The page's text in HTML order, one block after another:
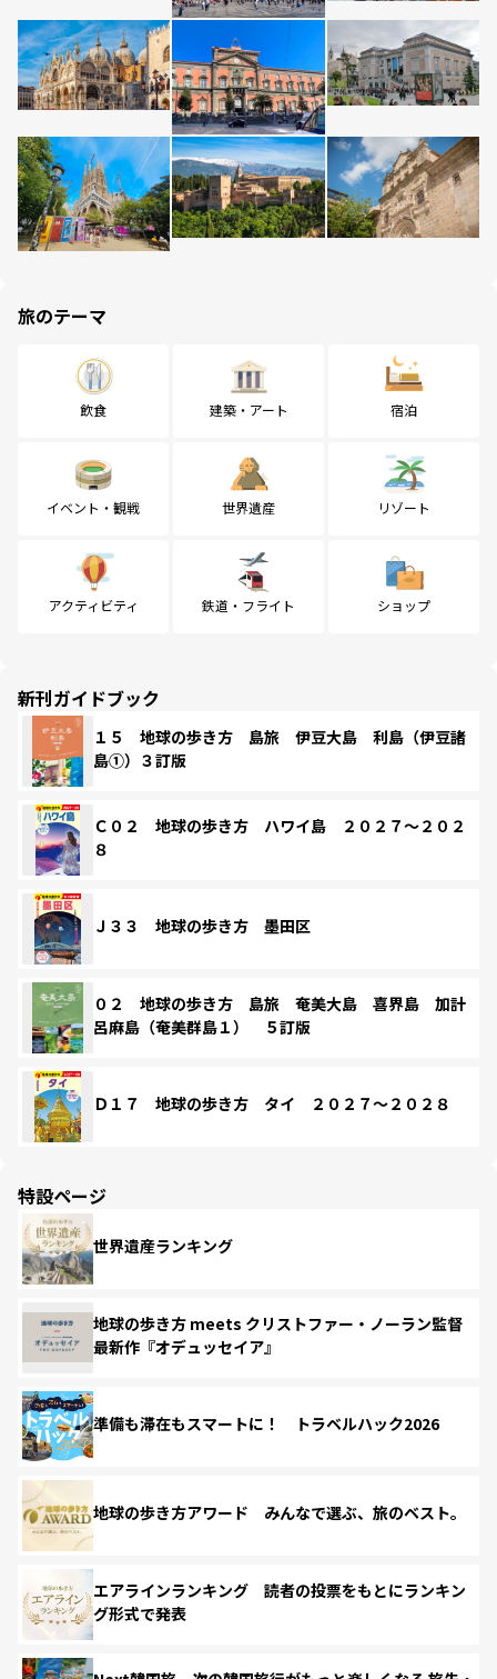
旅のテーマ
飲食 建築・アート 宿泊
イベント・観戦 世界遺産 リゾート
アクティビティ 鉄道・フライト ショップ
新刊ガイドブック
１５ 地球の歩き方 島旅 伊豆大島 利島（伊豆諸
島①）３訂版
Ｃ０２ 地球の歩き方 ハワイ島 ２０２７～２０２
８
Ｊ３３ 地球の歩き方 墨田区
０２ 地球の歩き方 島旅 奄美大島 喜界島 加計
呂麻島（奄美群島１） ５訂版
Ｄ１７ 地球の歩き方 タイ ２０２７～２０２８
特設ページ
世界遺産ランキング
地球の歩き方 meets クリストファー・ノーラン監督
最新作『オデュッセイア』
準備も滞在もスマートに！ トラベルハック2026
地球の歩き方アワード みんなで選ぶ、旅のベスト。
エアラインランキング 読者の投票をもとにランキン
グ形式で発表